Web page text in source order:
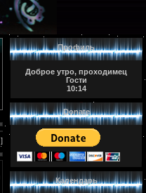
]
Профиль
Доброе утро, проходимец
Гости
10:14
Donate
Календарь